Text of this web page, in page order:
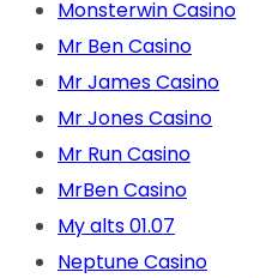
Monsterwin Casino
Mr Ben Casino
Mr James Casino
Mr Jones Casino
Mr Run Casino
MrBen Casino
My alts 01.07
Neptune Casino